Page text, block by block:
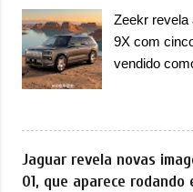
possui um
do vinco e
Equipada
(PHEV), a
para
segmento
com várias
Xia se
faróis
Zeekr revela
9X com
vendido
lançamento
simples
China. O
ser vendido
Jaguar revela novas
01, que aparece